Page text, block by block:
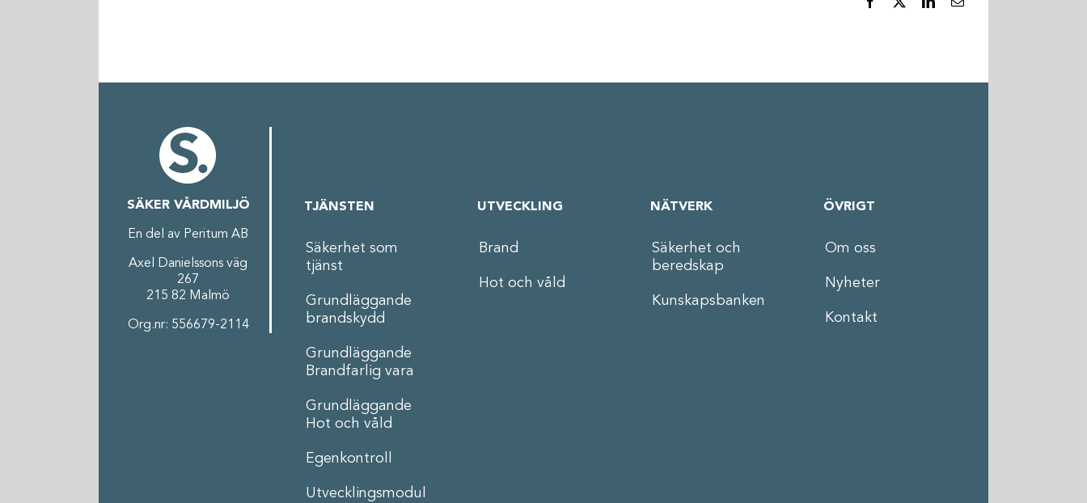
SÄKER VÅRDMILJÖ
En del av Peritum AB
Axel Danielssons väg
267
215 82 Malmö
Org.nr: 556679-2114
TJÄNSTEN
Säkerhet som
tjänst
Grundläggande
brandskydd
Grundläggande
Brandfarlig vara
Grundläggande
Hot och våld
Egenkontroll
Utvecklingsmodul
UTVECKLING
Brand
Hot och våld
NÄTVERK
Säkerhet och
beredskap
Kunskapsbanken
ÖVRIGT
Om oss
Nyheter
Kontakt